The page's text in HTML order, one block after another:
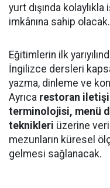
yurt dışında
imkânına sahip olacak.
Eğitimlerin ilk
İngilizce dersleri
yazma, dinleme ve
Ayrıca restoran
terminolojisi, menü
teknikleri üzerine
mezunların küresel
gelmesi sağlanacak.